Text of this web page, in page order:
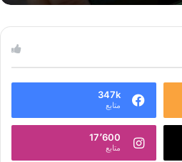
347k
متابع
17٬600
متابع